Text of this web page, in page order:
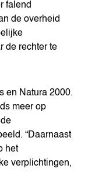
falend
de overheid
de rechter te
en Natura 2000.
meer op
“Daarnaast
het
verplichtingen,